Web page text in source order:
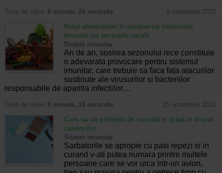
Timp de citire: 6 minute, 24 secunde 9 noiembrie 2023
Rolul alimentatiei in sustinerea sistemului
imunitar pe perioada racelii
Sistem imunitar
An de an, sosirea sezonului rece constituie
o adevarata provocare pentru sistemul
imunitar, care trebuie sa faca fata atacurilor
sustinute ale virusurilor si bacteriilor
responsabile de aparitia infectiilor…
Timp de citire: 6 minute, 18 secunde 25 octombrie 2023
Cum sa va protejati de raceala si gripa in timpul
calatoriilor
Sistem imunitar
Sarbatorile se apropie cu pasi repezi si in
curand v-ati putea numara printre multele
persoane care se vor urca intr-un avion,